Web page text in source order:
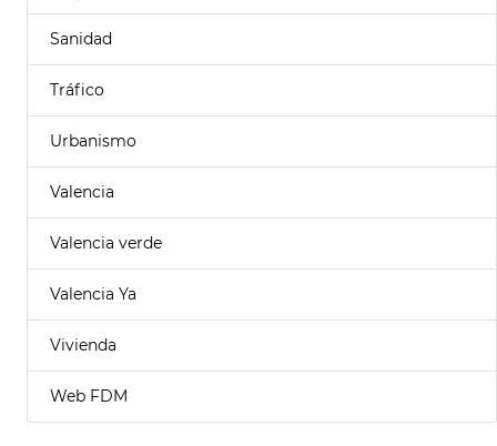
Sanidad
Tráfico
Urbanismo
Valencia
Valencia verde
Valencia Ya
Vivienda
Web FDM